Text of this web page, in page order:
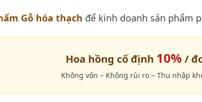
Gỗ hóa thạch để kinh doanh sản phẩm
Hoa hồng cố định 10% /
Không vốn – Không rủi ro – Thu nhập